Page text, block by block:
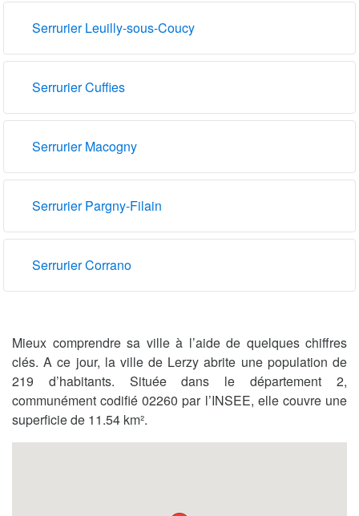
Serrurier Leuilly-sous-Coucy
Serrurier Cuffies
Serrurier Macogny
Serrurier Pargny-Filain
Serrurier Corrano
Mieux comprendre sa ville à l’aide de quelques chiffres
clés. A ce jour, la ville de Lerzy abrite une population de
219 d’habitants. Située dans le département 2,
communément codifié 02260 par l’INSEE, elle couvre une
superficie de 11.54 km².